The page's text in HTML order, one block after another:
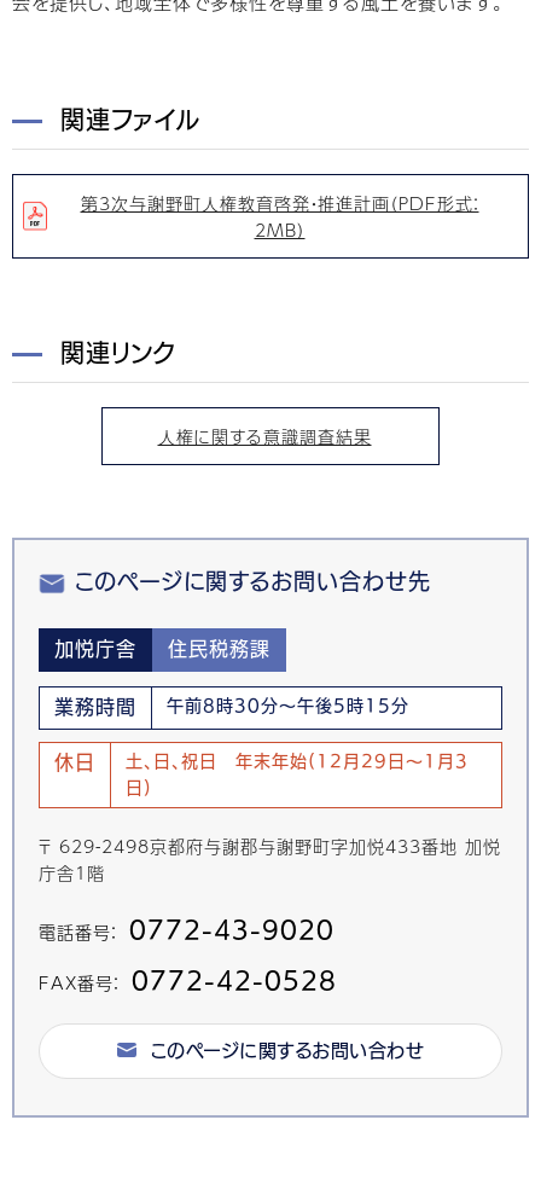
関連ファイル
第3次与謝野町人権教育啓発・推進計画（PDF形式：
2MB）
関連リンク
人権に関する意識調査結果
このページに関するお問い合わせ先
加悦庁舎 住民税務課
業務時間 午前8時30分～午後5時15分
休日
土、日、祝日 年末年始(12月29日～1月3
日)
〒 629-2498京都府与謝郡与謝野町字加悦433番地 加悦
庁舎1階
電話番号： 0772-43-9020
FAX番号： 0772-42-0528
このページに関するお問い合わせ